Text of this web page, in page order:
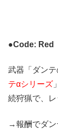
●Code: Red
武器「ダン
テαシリーズ
続狩猟で、レ
→報酬でダン